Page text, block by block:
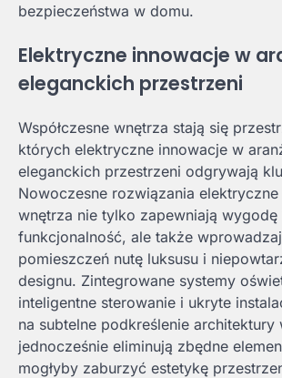
bezpieczeństwa w domu.
Elektryczne innowacje w
eleganckich przestrzeni
Współczesne wnętrza stają się
których elektryczne innowacje w
eleganckich przestrzeni odgrywają
Nowoczesne rozwiązania
wnętrza nie tylko zapewniają wygodę
funkcjonalność, ale także
pomieszczeń nutę luksusu i
designu. Zintegrowane systemy
inteligentne sterowanie i ukryte
na subtelne podkreślenie architektury
jednocześnie eliminują zbędne
mogłyby zaburzyć estetykę